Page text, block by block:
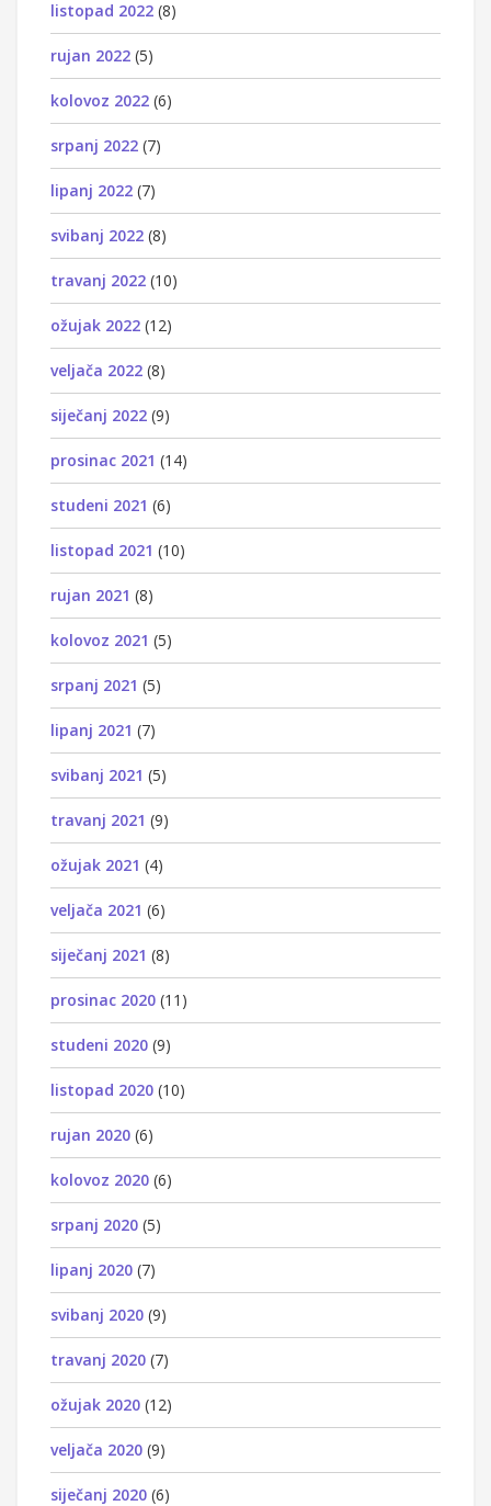
listopad 2022 (8)
rujan 2022 (5)
kolovoz 2022 (6)
srpanj 2022 (7)
lipanj 2022 (7)
svibanj 2022 (8)
travanj 2022 (10)
ožujak 2022 (12)
veljača 2022 (8)
siječanj 2022 (9)
prosinac 2021 (14)
studeni 2021 (6)
listopad 2021 (10)
rujan 2021 (8)
kolovoz 2021 (5)
srpanj 2021 (5)
lipanj 2021 (7)
svibanj 2021 (5)
travanj 2021 (9)
ožujak 2021 (4)
veljača 2021 (6)
siječanj 2021 (8)
prosinac 2020 (11)
studeni 2020 (9)
listopad 2020 (10)
rujan 2020 (6)
kolovoz 2020 (6)
srpanj 2020 (5)
lipanj 2020 (7)
svibanj 2020 (9)
travanj 2020 (7)
ožujak 2020 (12)
veljača 2020 (9)
siječanj 2020 (6)